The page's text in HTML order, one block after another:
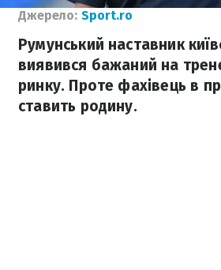
Джерело: Sport.ro
Румунський наставник
виявився бажаний на
ринку. Проте фахівець в
ставить родину.